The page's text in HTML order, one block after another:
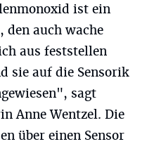
ist ein
den auch wache
aus feststellen
sie auf die Sensorik
sagt
Anne Wentzel. Die
über einen Sensor